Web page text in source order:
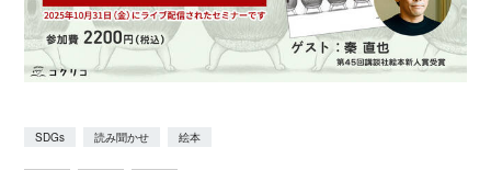
SDGs 読み聞かせ 絵本